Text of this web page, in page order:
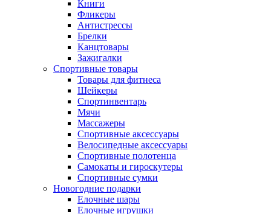
Книги
Фликеры
Антистрессы
Брелки
Канцтовары
Зажигалки
Спортивные товары
Товары для фитнеса
Шейкеры
Спортинвентарь
Мячи
Массажеры
Спортивные аксессуары
Велосипедные аксессуары
Спортивные полотенца
Самокаты и гироскутеры
Спортивные сумки
Новогодние подарки
Елочные шары
Елочные игрушки